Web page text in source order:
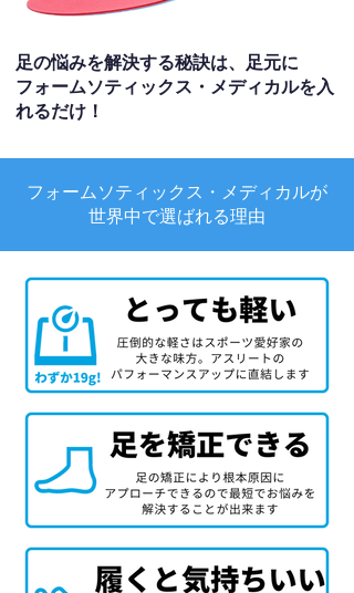
足の悩みを解決する秘訣は、足元に
フォームソティックス・メディカルを入
れるだけ！
フォームソティックス・メディカルが
世界中で選ばれる理由